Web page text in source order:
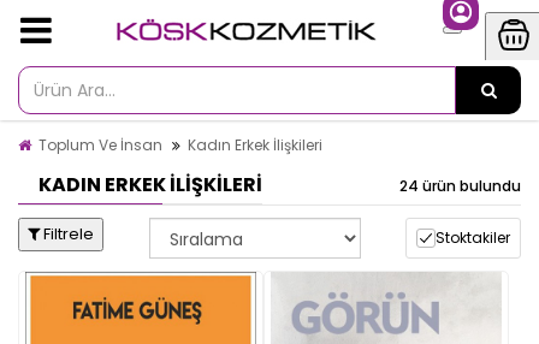
Toplum Ve İnsan Kadın Erkek İlişkileri
KADIN ERKEK İLIŞKILERI 24 ürün bulundu
Filtrele Stoktakiler